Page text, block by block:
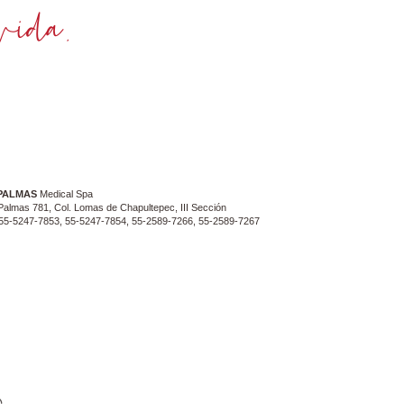
Medical Spa
781, Col. Lomas de Chapultepec, III Sección
5247-7853, 55-5247-7854, 55-2589-7266, 55-2589-7267